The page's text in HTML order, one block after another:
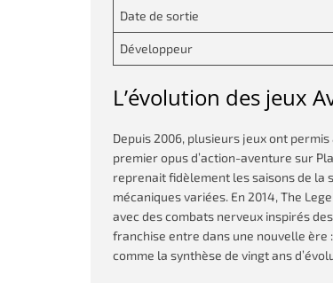
Date de sortie
Développeur
L’évolution des jeux
Depuis 2006, plusieurs jeux ont permis
premier opus d’action-aventure sur
reprenait fidèlement les saisons de la
mécaniques variées. En 2014, The
avec des combats nerveux inspirés des
franchise entre dans une nouvelle ère
comme la synthèse de vingt ans